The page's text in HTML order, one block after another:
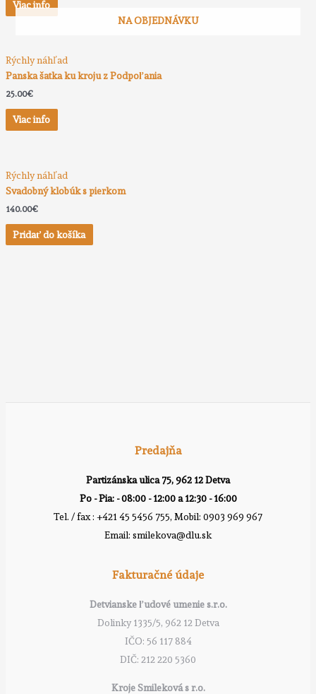
Viac info
NA OBJEDNÁVKU
Rýchly náhľad
Panska šatka ku kroju z Podpoľania
25.00€
Viac info
Rýchly náhľad
Svadobný klobúk s pierkom
140.00€
Pridať do košíka
Predajňa
Partizánska ulica 75, 962 12 Detva
Po - Pia: - 08:00 - 12:00 a 12:30 - 16:00
Tel. / fax : +421 45 5456 755, Mobil: 0903 969 967
Email: smilekova@dlu.sk
Fakturačné údaje
Detvianske ľudové umenie s.r.o.
Dolinky 1335/5, 962 12 Detva
IČO: 56 117 884
DIČ: 212 220 5360
Kroje Smileková s r.o.